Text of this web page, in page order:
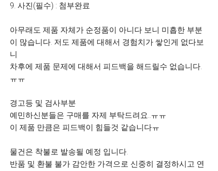
9. 사진(필수) : 첨부완료
아무래도 제품 자체가 순정품이 아니다 보니 미흡한 부분
이 많습니다. 저도 제품에 대해서 경험치가 쌓인게 없다보
니
차후에 제품 문제에 대해서 피드백을 해드릴수 없습니다.
ㅠㅠ
경고등 및 검사부분
예민하신분들은 구매를 자제 부탁드려요..ㅠㅠ
이 제품 만큼은 피드백이 힘들것 같습니다ㅠ
물건은 착불로 발송될 예정 입니다.
반품 및 환불 불가 감안한 가격으로 신중히 결정하시고 연